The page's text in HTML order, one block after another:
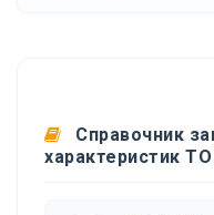
Справочник
характеристик